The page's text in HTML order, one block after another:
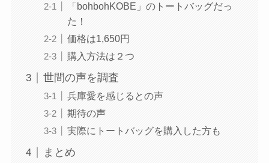
「bohbohKOBE」のトートバッグだっ
た！
価格は1,650円
購入方法は２つ
世間の声を調査
兵庫愛を感じるとの声
期待の声
実際にトートバッグを購入した方も
まとめ